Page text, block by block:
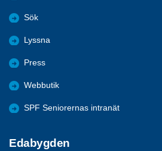
Sök
Lyssna
Press
Webbutik
SPF Seniorernas intranät
Edabygden